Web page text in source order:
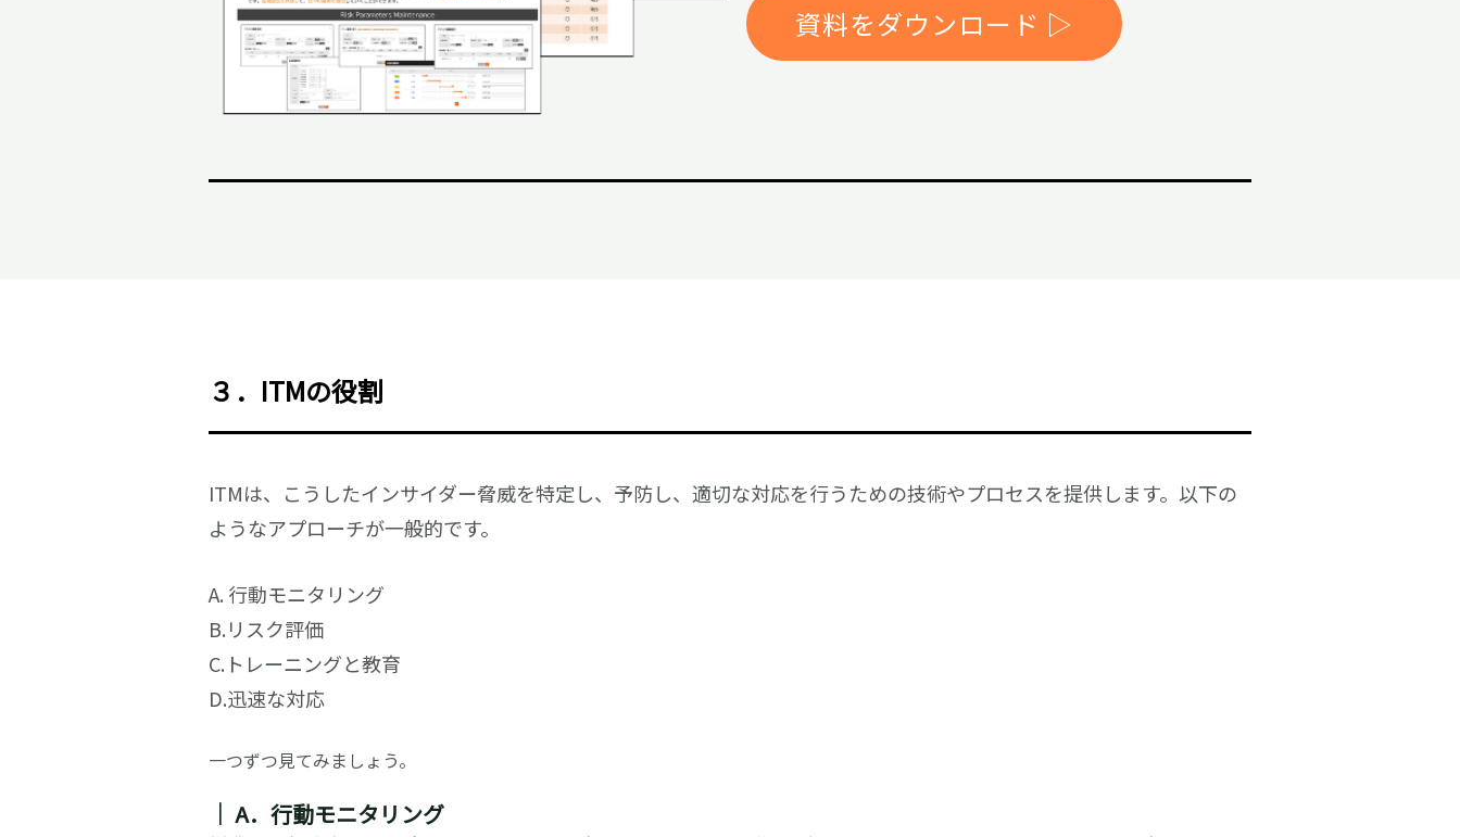
資料をダウンロード ▷
３．ITMの役割
ITMは、こうしたインサイダー脅威を特定し、予防し、適切な対応を行うための技術やプロセスを提供します。以下の
ようなアプローチが一般的です。
A. 行動モニタリング
B.リスク評価
C.トレーニングと教育
D.迅速な対応
一つずつ見てみましょう。
｜ A．行動モニタリング